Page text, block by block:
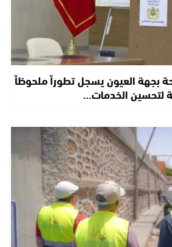
بجهة العيون يسجل تطوراً ملحوظاً
لتحسين الخدمات…